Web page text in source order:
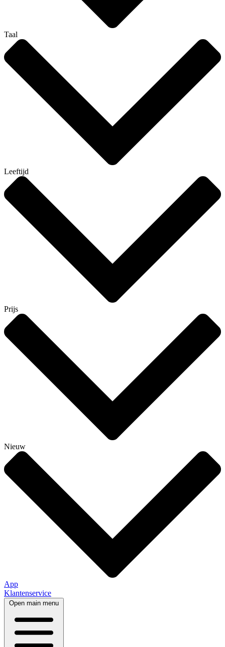
Taal
Leeftijd
Prijs
Nieuw
App
Klantenservice
Open main menu